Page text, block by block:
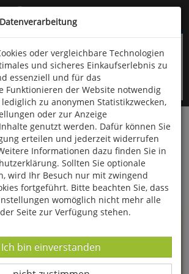
der Seite überspringen
oder (06766) 9323-960
worden !
gibt es leider nicht mehr in unserem
oder vergleichbare Technologien
und sicheres Einkaufserlebnis zu
essenziell und für das
Funktionieren der Website notwendig
zu anonymen Statistikzwecken,
oder zur Anzeige
genutzt werden. Dafür können Sie
erteilen und jederzeit widerrufen
Informationen dazu finden Sie in
Sollten Sie optionale
wird Ihr Besuch nur mit zwingend
fortgeführt. Bitte beachten Sie, dass
womöglich nicht mehr alle
Seite zur Verfügung stehen.
Datenverarbeitung -
Ich bin einverstanden